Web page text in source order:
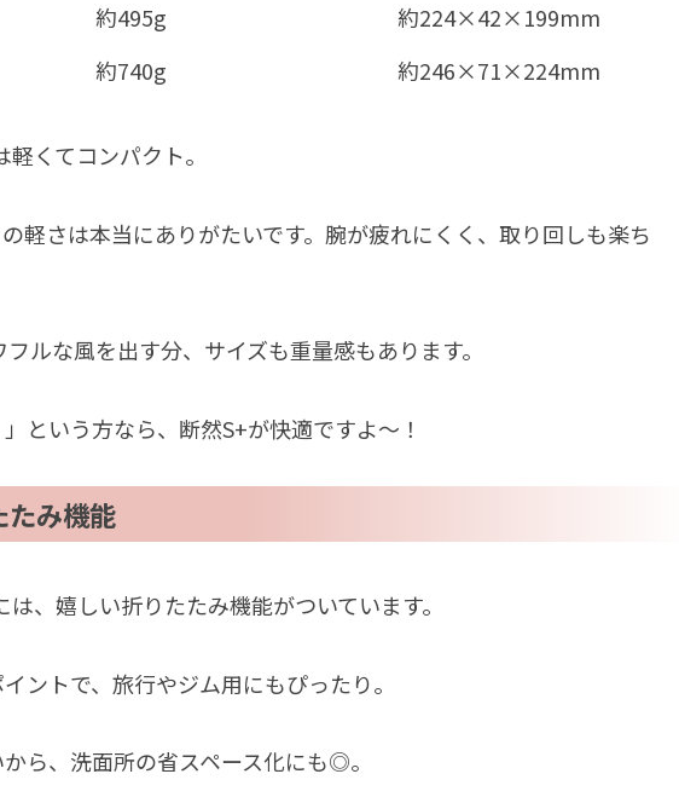
約495g
約224×42×199mm
約740g 約246×71×224mm
くてコンパクト。
軽さは本当にありがたいです。腕が疲れにくく、取り回しも楽ち
ルな風を出す分、サイズも重量感もあります。
という方なら、断然S+が快適ですよ〜！
み機能
は、嬉しい折りたたみ機能がついています。
ントで、旅行やジム用にもぴったり。
ら、洗面所の省スペース化にも◎。